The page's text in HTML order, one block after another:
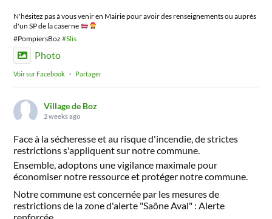
N'hésitez pas à vous venir en Mairie pour avoir des renseignements ou auprès
d'un SP de la caserne
#PompiersBoz#Slis
Photo
Voir sur Facebook · Partager
Village de Boz
2 weeks ago
Face à la sécheresse et au risque d'incendie, de strictes
restrictions s'appliquent sur notre commune.
Ensemble, adoptons une vigilance maximale pour
économiser notre ressource et protéger notre commune.
Notre commune est concernée par les mesures de
restrictions de la zone d'alerte "Saône Aval" : Alerte